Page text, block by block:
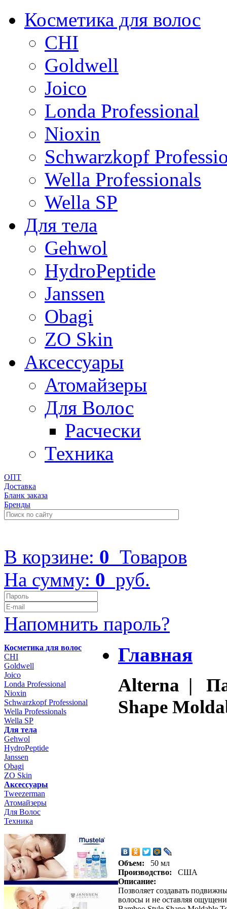
Косметика для волос
CHI
Goldwell
Joico
Londa Professional
Nioxin
Schwarzkopf
Wella Professionals
Wella SP
Для тела
Gehwol
HydroPeptide
Janssen
Obagi
ZO Skin
Aксессуары
Атомайзеры
Для Волос
Расчески
Техника
ОПТ
Доставка
Бланк заказа
Бренды
В корзине: 0 Товаров
На сумму: 0 руб.
Напомнить пароль?
Косметика для волос
CHI
Goldwell
Joico
Londa Professional
Nioxin
Schwarzkopf Professional
Wella Professionals
Wella SP
Для тела
Gehwol
HydroPeptide
Janssen
Obagi
ZO Skin
Aксессуары
Tweezerman
Атомайзеры
Для Волос
Техника
Главная
Alterna |
Shape
Объем:
50 мл
Производство:
США
Описание:
Позволяет создавать
волосы и не оставляя